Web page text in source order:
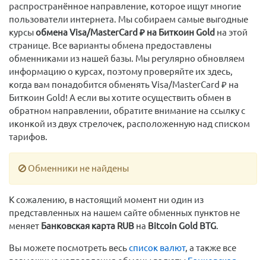
распространённое направление, которое ищут многие
пользователи интернета. Мы собираем самые выгодные
курсыобмена Visa/MasterCard ₽ на Биткоин Gold на этой
странице. Все варианты обмена предоставлены
обменниками из нашей базы. Мы регулярно обновляем
информацию о курсах, поэтому проверяйте их здесь,
когда вам понадобится обменять Visa/MasterCard ₽ на
Биткоин Gold! А если вы хотите осуществить обмен в
обратном направлении, обратите внимание на ссылку с
иконкой из двух стрелочек, расположенную над списком
тарифов.
Обменники не найдены
К сожалению, в настоящий момент ни один из
представленных на нашем сайте обменных пунктов не
меняет Банковская карта RUB на Bitcoin Gold BTG.
Вы можете посмотреть весьсписок валют, а также все